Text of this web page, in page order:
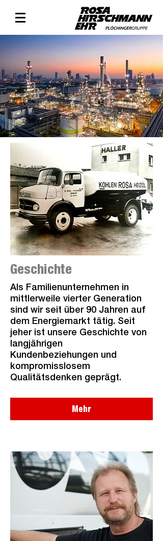
Geschichte
Als Familienunternehmen in
mittlerweile vierter Generation
sind wir seit über 90 Jahren auf
dem Energiemarkt tätig. Seit
jeher ist unsere Geschichte von
langjährigen
Kundenbeziehungen und
kompromisslosem
Qualitätsdenken geprägt.
Mehr